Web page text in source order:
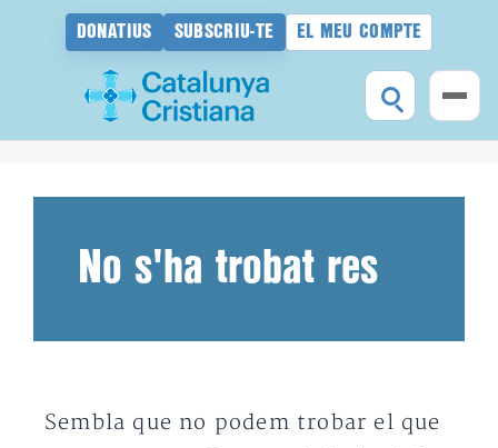
DONATIUS SUBSCRIU-TE EL MEU COMPTE
No s'ha trobat res
Sembla que no podem trobar el que